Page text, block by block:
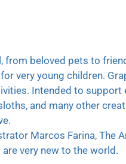
from beloved pets to
very young children.
Intended to
and many other
Marcos Farina, The
very new to the world.